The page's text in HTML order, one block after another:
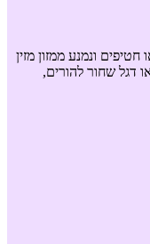
ונמנע ממזון מזין
דגל שחור להורים,